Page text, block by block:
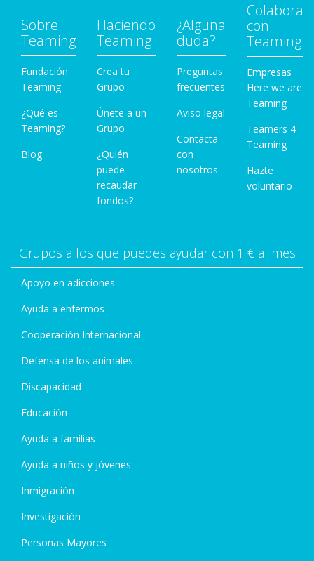
Sobre
Teaming
Fundación
Teaming
¿Qué es
Teaming?
Blog
Haciendo
Teaming
Crea tu
Grupo
Únete a un
Grupo
¿Quién
puede
recaudar
fondos?
¿Alguna
duda?
Preguntas
frecuentes
Aviso legal
Contacta
con
nosotros
Colabora
con
Teaming
Empresas
Here we are
Teaming
Teamers 4
Teaming
Hazte
voluntario
Grupos a los que puedes ayudar con 1 € al mes
Apoyo en adicciones
Ayuda a enfermos
Cooperación Internacional
Defensa de los animales
Discapacidad
Educación
Ayuda a familias
Ayuda a niños y jóvenes
Inmigración
Investigación
Personas Mayores